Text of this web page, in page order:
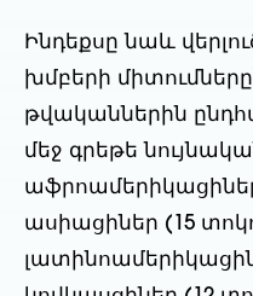
Ինդեքսը նաև
խմբերի միտումները՝
թվականներին
մեջ գրեթե
ասիացիներ (15